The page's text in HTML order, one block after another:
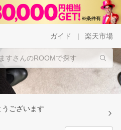
ガイド 楽天市場
ございます